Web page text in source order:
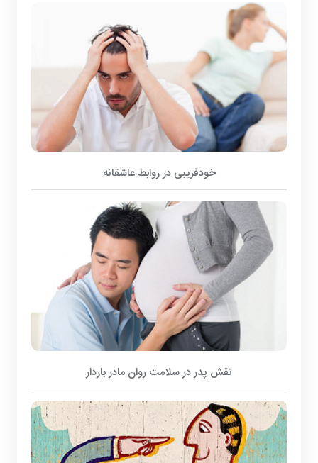
خودفریبی در روابط عاشقانه
نقش پدر در سلامت روان مادر باردار